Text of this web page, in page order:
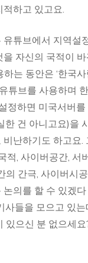
하고 있고요.
유튜브에서 지역설
자신의 국적이
는 동안은 ‘한국
튜브를 사용하며
정하면 미국서버
한 건 아니고요)을
난하기도 하고요.
적, 사이버공간, 서
의 간극, 사이버시
의를 할 수 있겠
사들을 모으고 있
있으신 분 없으세